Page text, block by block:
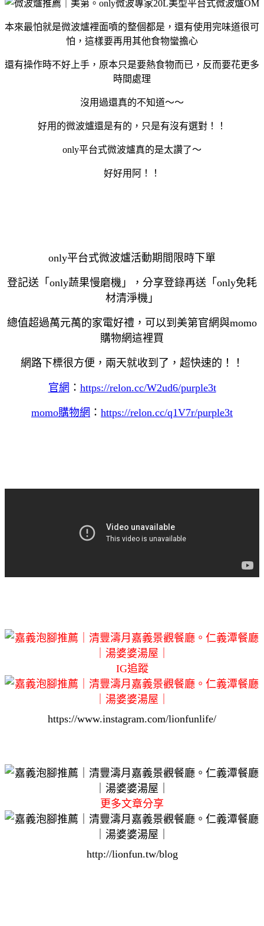
本來最怕就是微波爐裡面噴的整個都是，還有使用完味道很可
怕，這樣要再用其他食物蠻擔心
還有操作時不好上手，原本只是要熱食物而已，反而要花更多
時間處理
沒用過還真的不知道～～
好用的微波爐還是有的，只是有沒有選對！！
only平台式微波爐真的是太讚了～
好好用阿！！
only平台式微波爐活動期間限時下單
登記送「only蔬果慢磨機」，分享登錄再送「only免耗
材清淨機」
總值超過萬元萬的家電好禮，可以到美第官網與momo
購物網這裡買
網路下標很方便，兩天就收到了，超快速的！！
官網 ： https://relon.cc/W2ud6/purple3t
momo購物網 ： https://relon.cc/q1V7r/purple3t
IG追蹤
https://www.instagram.com/lionfunlife/
更多文章分享
http://lionfun.tw/blog